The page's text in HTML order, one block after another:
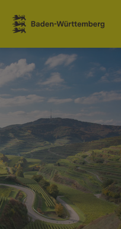
Zum Inhalt springen
Link zur Startseite